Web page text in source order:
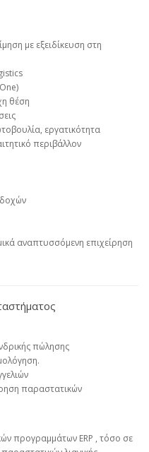
με εξειδίκευση στη
θέση
εργατικότητα
περιβάλλον
αναπτυσσόμενη επιχείρηση
πώλησης
παραστατικών
προγραμμάτων ERP , τόσο σε